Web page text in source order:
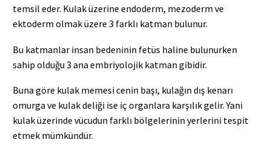
temsil eder. Kulak üzerine endoderm, mezoderm ve
ektoderm olmak üzere 3 farklı katman bulunur.
Bu katmanlar insan bedeninin fetüs haline bulunurken
sahip olduğu 3 ana embriyolojik katman gibidir.
Buna göre kulak memesi cenin başı, kulağın dış kenarı
omurga ve kulak deliği ise iç organlara karşılık gelir. Yani
kulak üzerinde vücudun farklı bölgelerinin yerlerini tespit
etmek mümkündür.